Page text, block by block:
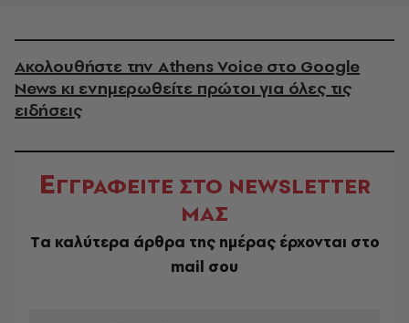
Ακολουθήστε την Athens Voice στο Google
News κι ενημερωθείτε πρώτοι για όλες τις
ειδήσεις
ΕΓΓΡΑΦΕΙΤΕ ΣΤΟ NEWSLETTER
ΜΑΣ
Tα καλύτερα άρθρα της ημέρας έρχονται στο
mail σου